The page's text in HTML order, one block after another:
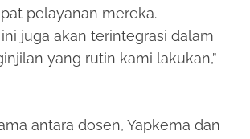
pelayanan mereka.
juga akan terintegrasi dalam
yang rutin kami lakukan,”